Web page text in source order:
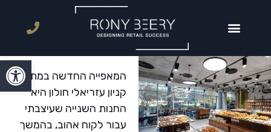
פתח
המאפייה החדשה במתחם
קניון עזריאלי חולון היא
החנות השנייה שעיצבתי
עבור לקוח אהוב, בהמשך